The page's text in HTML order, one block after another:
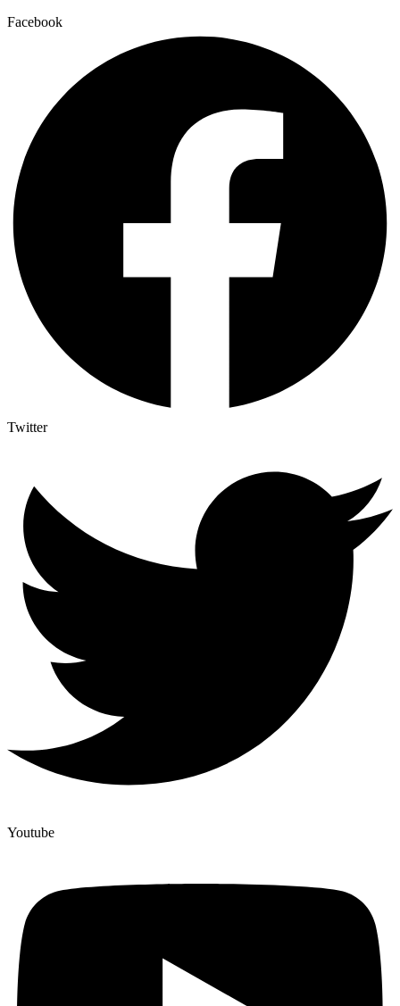
Facebook
Twitter
Youtube